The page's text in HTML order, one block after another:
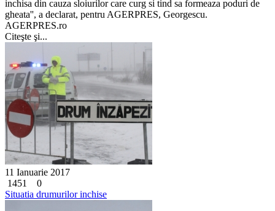
inchisa din cauza sloiurilor care curg si tind sa formeaza poduri de
gheata'', a declarat, pentru AGERPRES, Georgescu.
AGERPRES.ro
Citeşte şi...
11 Ianuarie 2017
1451
0
Situatia drumurilor inchise